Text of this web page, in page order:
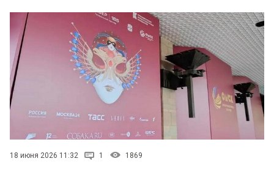
18 июня 2026 11:32 1 1869